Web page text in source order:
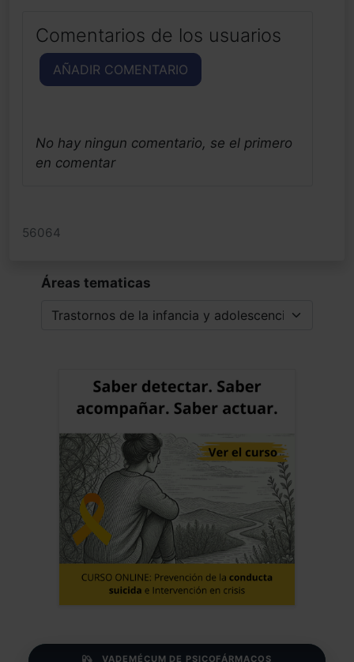
Comentarios de los usuarios
AÑADIR COMENTARIO
No hay ningun comentario, se el primero
en comentar
56064
Áreas tematicas
VADEMÉCUM DE PSICOFÁRMACOS